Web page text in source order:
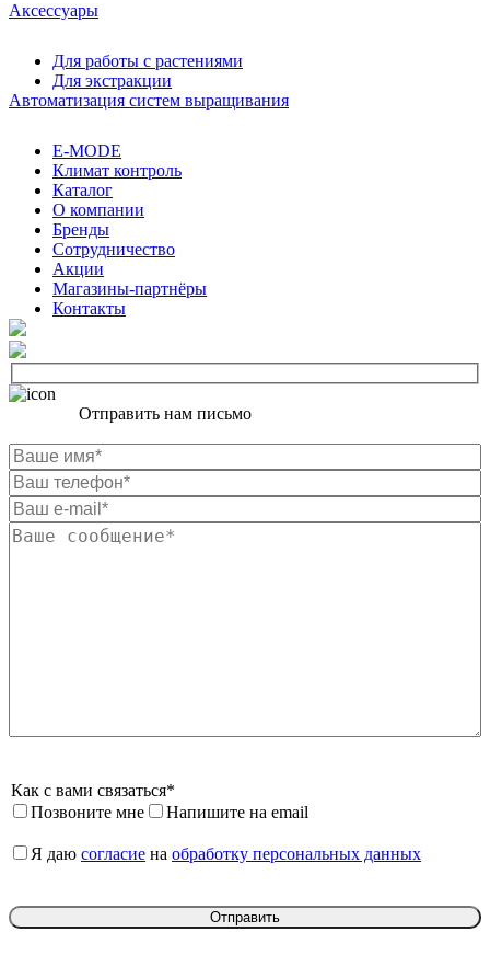
Аксессуары
Для работы с растениями
Для экстракции
Автоматизация систем выращивания
E-MODE
Климат контроль
Каталог
О компании
Бренды
Сотрудничество
Акции
Магазины-партнёры
Контакты
Отправить нам письмо
Как с вами связаться*
Позвоните мне
Напишите на email
Я даю согласие на обработку персональных данных